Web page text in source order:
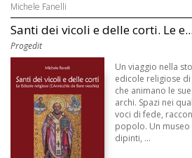
Michele Fanelli
Santi dei vicoli e delle corti. Le e...
Progedit
Un viaggio nella
edicole religiose di
che animano le
archi. Spazi nei
voci di fede,
popolo. Un
dipinti, ...